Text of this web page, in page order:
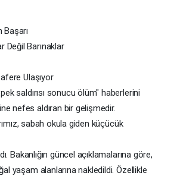
Başarı
Değil Barınaklar
Ulaşıyor
saldırısı sonucu ölüm" haberlerini
nefes aldıran bir gelişmedir.
sabah okula giden küçücük
Bakanlığın güncel açıklamalarına göre,
yaşam alanlarına nakledildi. Özellikle